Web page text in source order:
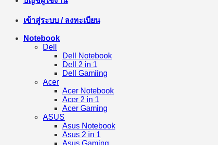
เข้าสู่ระบบ / ลงทะเบียน
Notebook
Dell
Dell Notebook
Dell 2 in 1
Dell Gamiing
Acer
Acer Notebook
Acer 2 in 1
Acer Gaming
ASUS
Asus Notebook
Asus 2 in 1